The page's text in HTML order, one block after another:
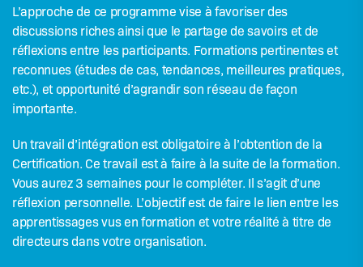
L’approche de ce programme vise à favoriser des
discussions riches ainsi que le partage de savoirs et de
réflexions entre les participants. Formations pertinentes et
reconnues (études de cas, tendances, meilleures pratiques,
etc.), et opportunité d’agrandir son réseau de façon
importante.
Un travail d’intégration est obligatoire à l’obtention de la
Certification. Ce travail est à faire à la suite de la formation.
Vous aurez 3 semaines pour le compléter. Il s’agit d’une
réflexion personnelle. L’objectif est de faire le lien entre les
apprentissages vus en formation et votre réalité à titre de
directeurs dans votre organisation.